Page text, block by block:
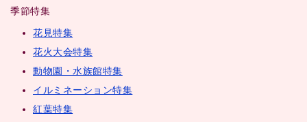
季節特集
花見特集
花火大会特集
動物園・水族館特集
イルミネーション特集
紅葉特集